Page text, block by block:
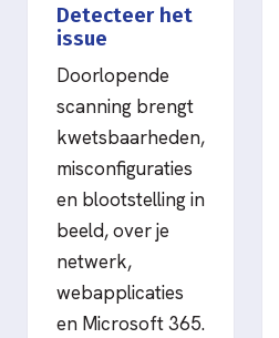
Detecteer het
issue
Doorlopende
scanning brengt
kwetsbaarheden,
misconfiguraties
en blootstelling in
beeld, over je
netwerk,
webapplicaties
en Microsoft 365.